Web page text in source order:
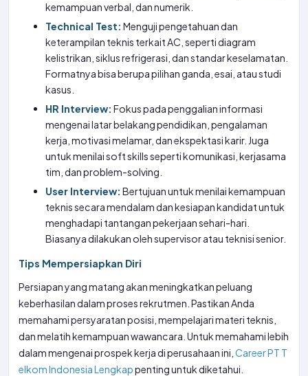
kemampuan verbal, dan numerik.
Technical Test: Menguji pengetahuan dan
keterampilan teknis terkait AC, seperti diagram
kelistrikan, siklus refrigerasi, dan standar keselamatan.
Formatnya bisa berupa pilihan ganda, esai, atau studi
kasus.
HR Interview: Fokus pada penggalian informasi
mengenai latar belakang pendidikan, pengalaman
kerja, motivasi melamar, dan ekspektasi karir. Juga
untuk menilai soft skills seperti komunikasi, kerjasama
tim, dan problem-solving.
User Interview: Bertujuan untuk menilai kemampuan
teknis secara mendalam dan kesiapan kandidat untuk
menghadapi tantangan pekerjaan sehari-hari.
Biasanya dilakukan oleh supervisor atau teknisi senior.
Tips Mempersiapkan Diri
Persiapan yang matang akan meningkatkan peluang
keberhasilan dalam proses rekrutmen. Pastikan Anda
memahami persyaratan posisi, mempelajari materi teknis,
dan melatih kemampuan wawancara. Untuk memahami lebih
dalam mengenai prospek kerja di perusahaan ini, Career PT T
elkom Indonesia Lengkappenting untuk diketahui.